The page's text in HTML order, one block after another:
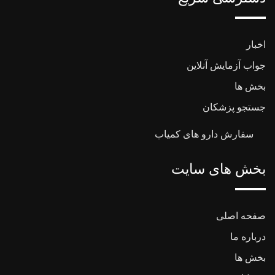
اخبار
جواب آزمایش آنلاین
بخش ها
جستجو پزشکان
سفارش دارو های کمیاب
بخش های سایت
صفحه اصلی
درباره ما
بخش ها